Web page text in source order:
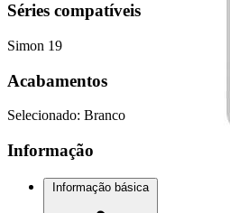
Séries compatíveis
Simon 19
Acabamentos
Selecionado: Branco
Informação